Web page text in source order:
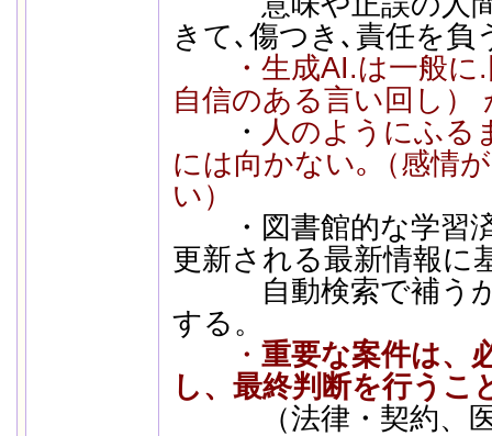
きて､傷つき､責任を負
・生成AI.は一般
自信のある言い回し）
・ 人のようにふる
には向かない｡（感情
い）
・図書館的な学習済
更新される最新情報に
自動検索で補うが
する。
・ 重要な案件は、
し、最終判断を行うこ
（法律・契約、